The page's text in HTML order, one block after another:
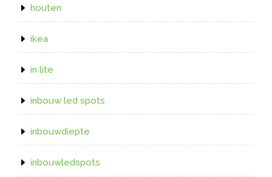
houten
ikea
in lite
inbouw led spots
inbouwdiepte
inbouwledspots